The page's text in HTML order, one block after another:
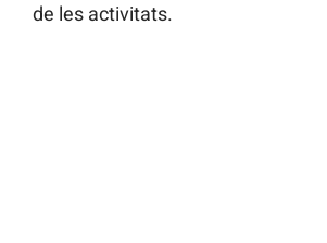
de les activitats.